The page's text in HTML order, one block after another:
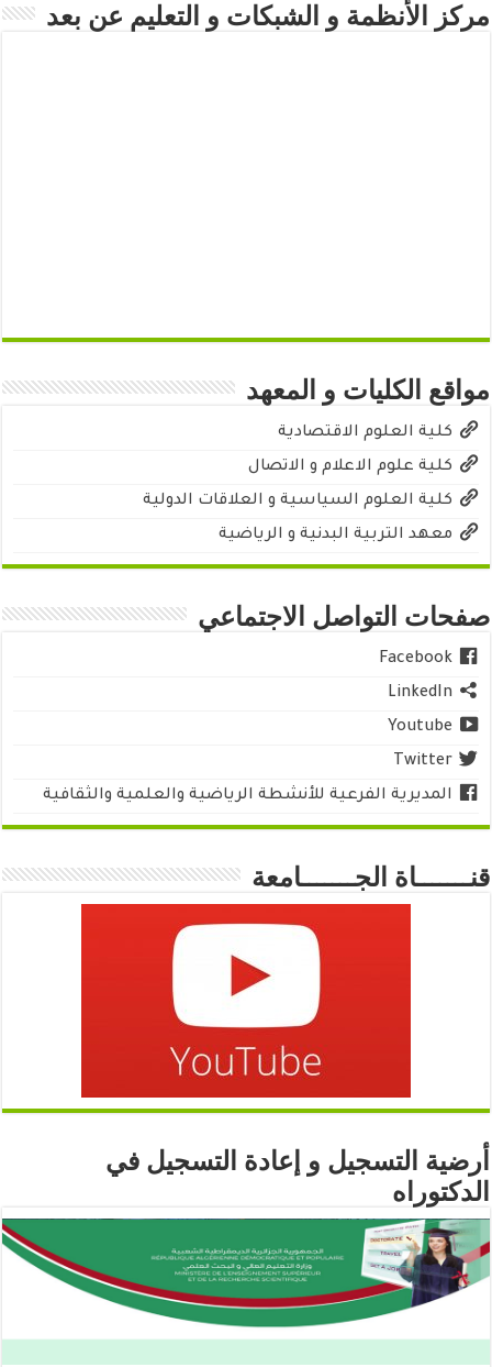
مركز الأنظمة و الشبكات و التعليم عن بعد
مواقع الكليات و المعهد
كلية العلوم الاقتصادية
كلية علوم الاعلام و الاتصال
كلية العلوم السياسية و العلاقات الدولية
معهد التربية البدنية و الرياضية
صفحات التواصل الاجتماعي
Facebook
LinkedIn
Youtube
Twitter
المديرية الفرعية للأنشطة الرياضية والعلمية والثقافية
قنـــــــاة الجـــــــامعة
أرضية التسجيل و إعادة التسجيل في
الدكتوراه